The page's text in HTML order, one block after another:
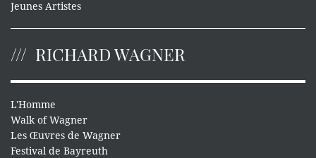
Jeunes Artistes
RICHARD WAGNER
L'Homme
Walk of Wagner
Les Œuvres de Wagner
Festival de Bayreuth